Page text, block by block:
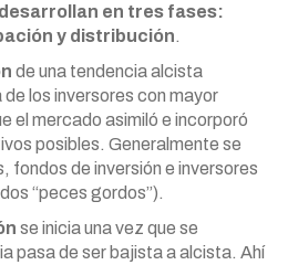
en tres fases:
y distribución.
de una tendencia alcista
los inversores con mayor
el mercado asimiló e incorporó
posibles. Generalmente se
fondos de inversión e inversores
“peces gordos”).
se inicia una vez que se
pasa de ser bajista a alcista. Ahí